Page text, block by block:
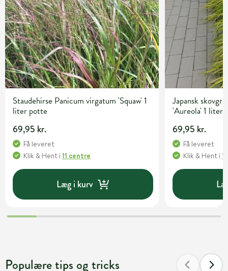
Staudehirse Panicum virgatum 'Squaw' 1
liter potte
69,95 kr.
Få leveret
Klik & Hent i 11 centre
Læg i kurv
Japansk
'Aureola' 1 liter
69,95 kr.
Få leveret
Klik & Hent i
Populære tips og tricks